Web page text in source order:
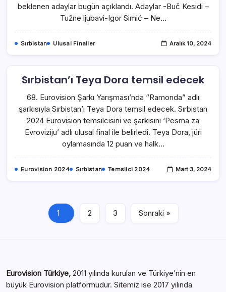
beklenen adaylar bugün açıklandı. Adaylar -Buč Kesidi –
Tužne ljubavi-Igor Simić – Ne…
Sırbistan Ulusal Finaller Aralık 10, 2024
Sırbistan’ı Teya Dora temsil edecek
68. Eurovision Şarkı Yarışması’nda “Ramonda” adlı
şarkısıyla Sırbistan’ı Teya Dora temsil edecek. Sırbistan
2024 Eurovision temsilcisini ve şarkısını ‘Pesma za
Evroviziju’ adlı ulusal final ile belirledi. Teya Dora, jüri
oylamasında 12 puan ve halk…
Eurovision 2024 Sırbistan Temsilci 2024 Mart 3, 2024
1 2 3 Sonraki »
Eurovision Türkiye, 2011 yılında kurulan ve Türkiye’nin en
büyük Eurovision platformudur. Sitemiz ise 2017 yılında